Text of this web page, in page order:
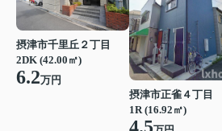
摂津市千里丘２丁目
2DK (42.00㎡)
6.2万円
摂津市正雀４丁目
1R (16.92㎡)